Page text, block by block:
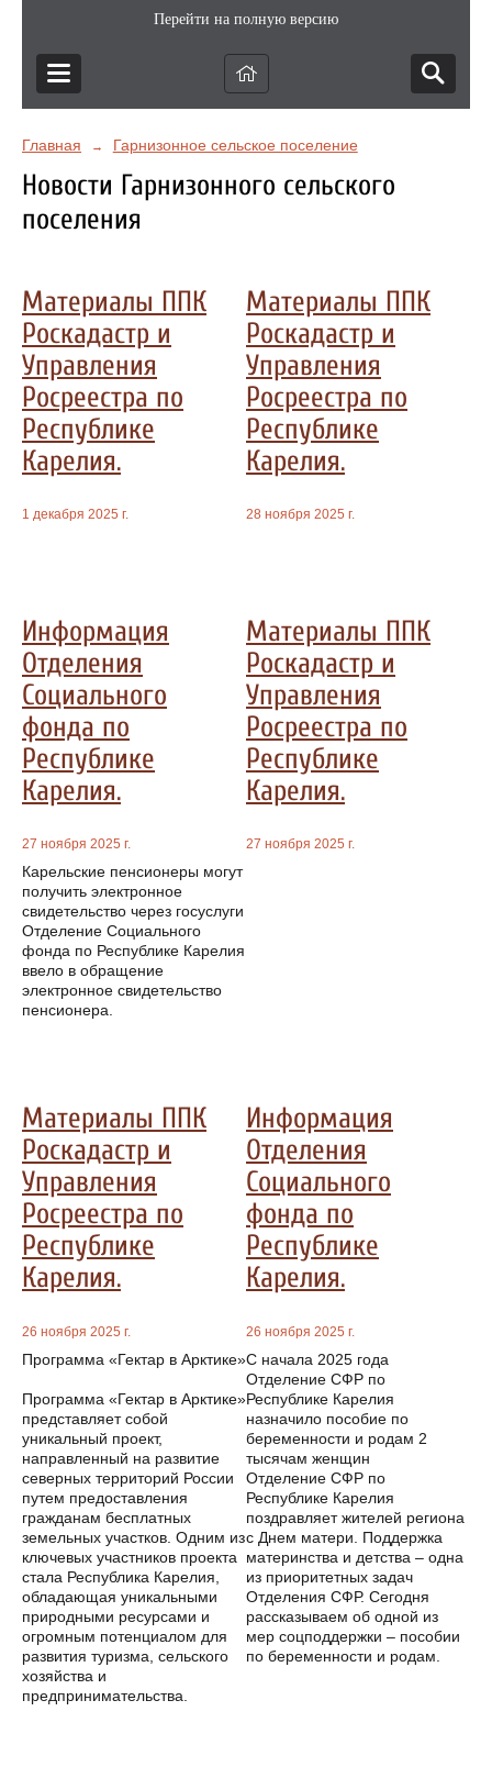
Перейти на полную версию
Главная → Гарнизонное сельское поселение
Новости Гарнизонного сельского
поселения
Материалы ППК
Роскадастр и
Управления
Росреестра по
Республике
Карелия.
1 декабря 2025 г.
Материалы ППК
Роскадастр и
Управления
Росреестра по
Республике
Карелия.
28 ноября 2025 г.
Информация
Отделения
Социального
фонда по
Республике
Карелия.
27 ноября 2025 г.
Карельские пенсионеры могут
получить электронное
свидетельство через госуслуги
Отделение Социального
фонда по Республике Карелия
ввело в обращение
электронное свидетельство
пенсионера.
Материалы ППК
Роскадастр и
Управления
Росреестра по
Республике
Карелия.
27 ноября 2025 г.
Материалы ППК
Роскадастр и
Управления
Росреестра по
Республике
Карелия.
26 ноября 2025 г.
Программа «Гектар в Арктике»
Программа «Гектар в Арктике»
представляет собой
уникальный проект,
направленный на развитие
северных территорий России
путем предоставления
гражданам бесплатных
земельных участков. Одним из
ключевых участников проекта
стала Республика Карелия,
обладающая уникальными
природными ресурсами и
огромным потенциалом для
развития туризма, сельского
хозяйства и
предпринимательства.
Информация
Отделения
Социального
фонда по
Республике
Карелия.
26 ноября 2025 г.
С начала 2025 года
Отделение СФР по
Республике Карелия
назначило пособие по
беременности и родам 2
тысячам женщин
Отделение СФР по
Республике Карелия
поздравляет жителей региона
с Днем матери. Поддержка
материнства и детства – одна
из приоритетных задач
Отделения СФР. Сегодня
рассказываем об одной из
мер соцподдержки – пособии
по беременности и родам.